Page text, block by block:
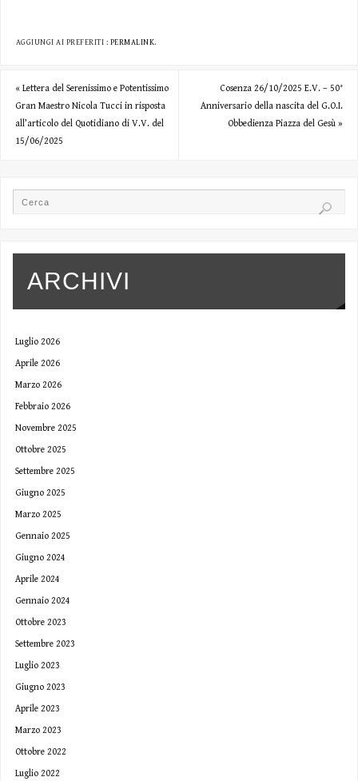
AGGIUNGI AI PREFERITI : PERMALINK.
«Lettera del Serenissimo e Potentissimo
Gran Maestro Nicola Tucci in risposta
all’articolo del Quotidiano di V.V. del
15/06/2025
Cosenza 26/10/2025 E.V. – 50°
Anniversario della nascita del G.O.I.
Obbedienza Piazza del Gesù»
ARCHIVI
Luglio 2026
Aprile 2026
Marzo 2026
Febbraio 2026
Novembre 2025
Ottobre 2025
Settembre 2025
Giugno 2025
Marzo 2025
Gennaio 2025
Giugno 2024
Aprile 2024
Gennaio 2024
Ottobre 2023
Settembre 2023
Luglio 2023
Giugno 2023
Aprile 2023
Marzo 2023
Ottobre 2022
Luglio 2022